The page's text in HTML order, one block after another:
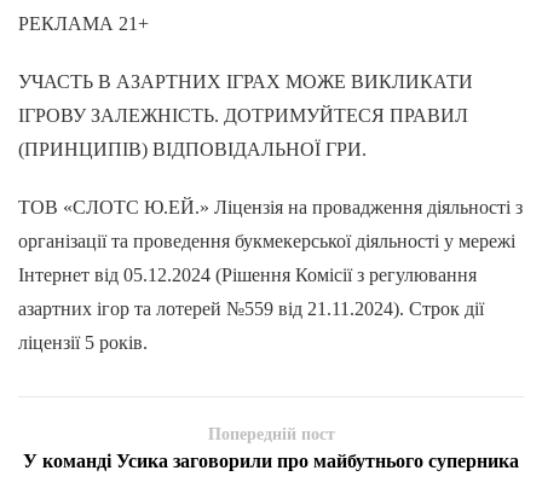
РЕКЛАМА 21+
УЧАСТЬ В АЗАРТНИХ ІГРАХ МОЖЕ ВИКЛИКАТИ
ІГРОВУ ЗАЛЕЖНІСТЬ. ДОТРИМУЙТЕСЯ ПРАВИЛ
(ПРИНЦИПІВ) ВІДПОВІДАЛЬНОЇ ГРИ.
ТОВ «СЛОТС Ю.ЕЙ.» Ліцензія на провадження діяльності з
організації та проведення букмекерської діяльності у мережі
Інтернет від 05.12.2024 (Рішення Комісії з регулювання
азартних ігор та лотерей №559 від 21.11.2024). Строк дії
ліцензії 5 років.
Попередній пост
У команді Усика заговорили про майбутнього суперника